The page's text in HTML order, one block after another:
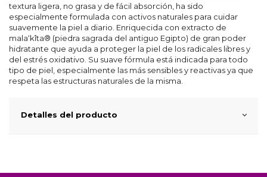
textura ligera, no grasa y de fácil absorción, ha sido
especialmente formulada con activos naturales para cuidar
suavemente la piel a diario. Enriquecida con extracto de
mala‘kîta® (piedra sagrada del antiguo Egipto) de gran poder
hidratante que ayuda a proteger la piel de los radicales libres y
del estrés oxidativo. Su suave fórmula está indicada para todo
tipo de piel, especialmente las más sensibles y reactivas ya que
respeta las estructuras naturales de la misma.
Detalles del producto